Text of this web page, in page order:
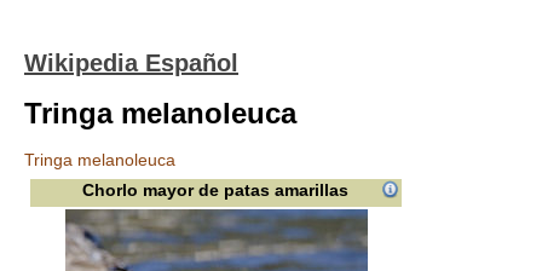
Wikipedia Español
Tringa melanoleuca
Tringa melanoleuca
Chorlo mayor de patas amarillas